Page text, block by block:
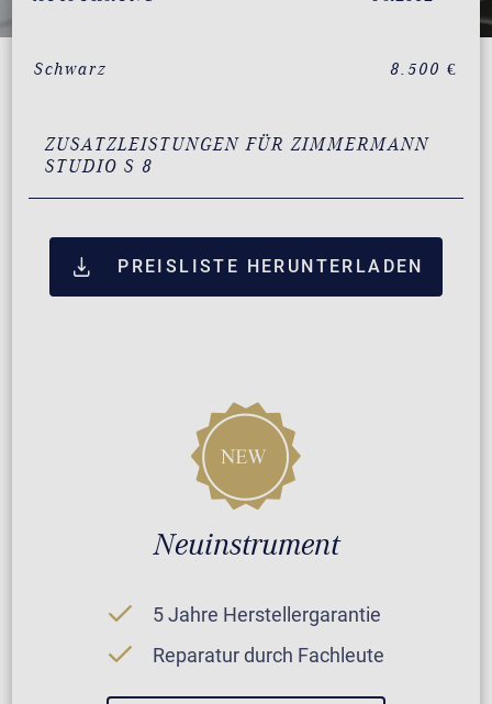
Schwarz 8.500 €
ZUSATZLEISTUNGEN FÜR ZIMMERMANN
STUDIO S 8
PREISLISTE HERUNTERLADEN
Neuinstrument
5 Jahre Herstellergarantie
Reparatur durch Fachleute